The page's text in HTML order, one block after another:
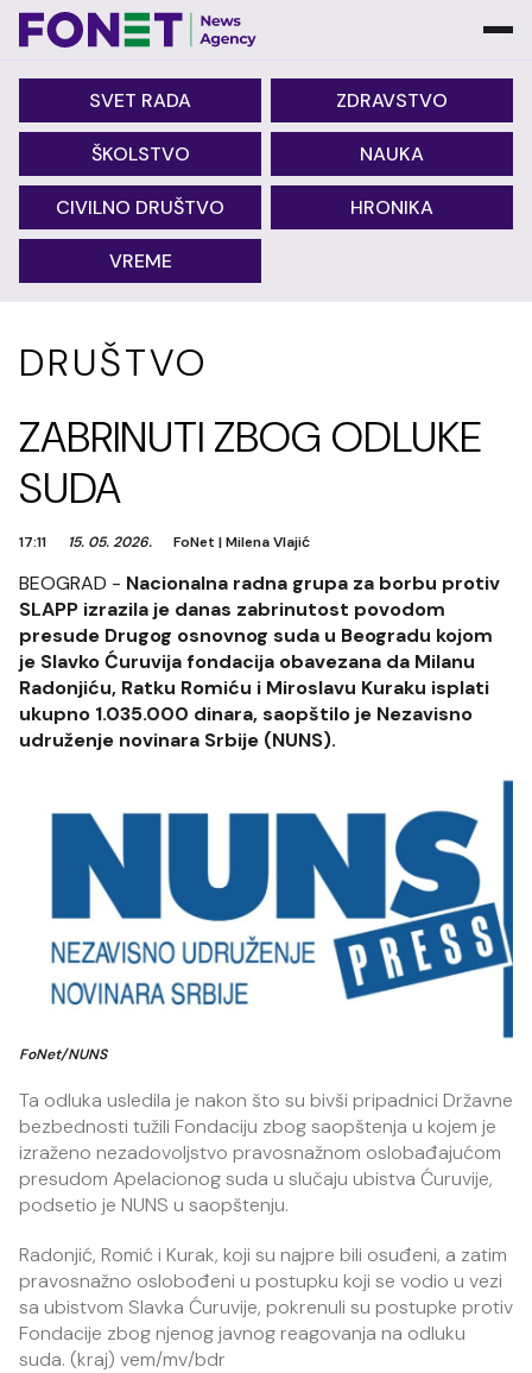
SVET RADA ZDRAVSTVO
ŠKOLSTVO NAUKA
CIVILNO DRUŠTVO HRONIKA
VREME
DRUŠTVO
ZABRINUTI ZBOG ODLUKE
SUDA
17:11 15. 05. 2026. FoNet |Milena Vlajić
BEOGRAD - Nacionalna radna grupa za borbu protiv
SLAPP izrazila je danas zabrinutost povodom
presude Drugog osnovnog suda u Beogradu kojom
je Slavko Ćuruvija fondacija obavezana da Milanu
Radonjiću, Ratku Romiću i Miroslavu Kuraku isplati
ukupno 1.035.000 dinara, saopštilo je Nezavisno
udruženje novinara Srbije (NUNS).
FoNet/NUNS
Ta odluka usledila je nakon što su bivši pripadnici Državne
bezbednosti tužili Fondaciju zbog saopštenja u kojem je
izraženo nezadovoljstvo pravosnažnom oslobađajućom
presudom Apelacionog suda u slučaju ubistva Ćuruvije,
podsetio je NUNS u saopštenju.
Radonjić, Romić i Kurak, koji su najpre bili osuđeni, a zatim
pravosnažno oslobođeni u postupku koji se vodio u vezi
sa ubistvom Slavka Ćuruvije, pokrenuli su postupke protiv
Fondacije zbog njenog javnog reagovanja na odluku
suda. (kraj) vem/mv/bdr